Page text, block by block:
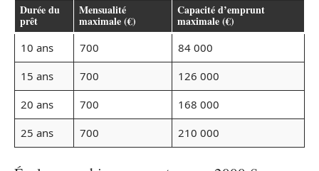
Durée du
prêt
Mensualité
maximale (€)
Capacité d’emprunt
maximale (€)
10 ans 700
84 000
15 ans
700
126 000
20 ans
700
168 000
25 ans
700 210 000